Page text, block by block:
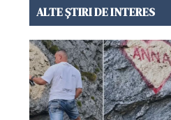
ALTE ȘTIRI DE INTERES